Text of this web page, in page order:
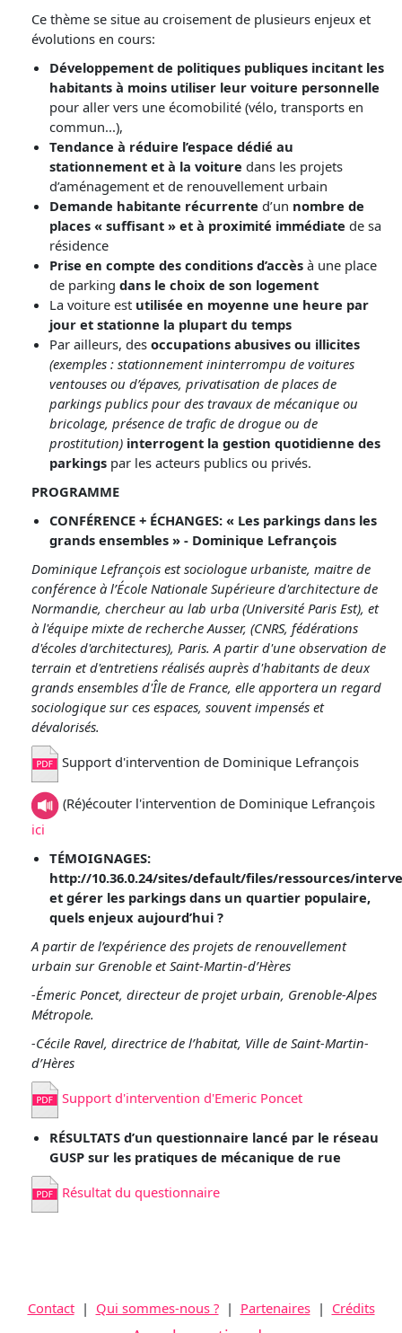
Ce thème se situe au croisement de plusieurs enjeux et
évolutions en cours:
Développement de politiques publiques incitant les
habitants à moins utiliser leur voiture personnelle
pour aller vers une écomobilité (vélo, transports en
commun...),
Tendance à réduire l’espace dédié au
stationnement et à la voiture dans les projets
d’aménagement et de renouvellement urbain
Demande habitante récurrente d’un nombre de
places « suffisant » et à proximité immédiate de sa
résidence
Prise en compte des conditions d’accès à une place
de parking dans le choix de son logement
La voiture est utilisée en moyenne une heure par
jour et stationne la plupart du temps
Par ailleurs, des occupations abusives ou illicites
(exemples : stationnement ininterrompu de voitures
ventouses ou d’épaves, privatisation de places de
parkings publics pour des travaux de mécanique ou
bricolage, présence de trafic de drogue ou de
prostitution) interrogent la gestion quotidienne des
parkings par les acteurs publics ou privés.
PROGRAMME
CONFÉRENCE + ÉCHANGES: « Les parkings dans les
grands ensembles » - Dominique Lefrançois
Dominique Lefrançois est sociologue urbaniste, maitre de
conférence à l’École Nationale Supérieure d'architecture de
Normandie, chercheur au lab urba (Université Paris Est), et
à l'équipe mixte de recherche Ausser, (CNRS, fédérations
d'écoles d'architectures), Paris. A partir d'une observation de
terrain et d'entretiens réalisés auprès d'habitants de deux
grands ensembles d'Île de France, elle apportera un regard
sociologique sur ces espaces, souvent impensés et
dévalorisés.
Support d'intervention de Dominique Lefrançois
(Ré)écouter l'intervention de Dominique Lefrançois
ici
TÉMOIGNAGES:
http://10.36.0.24/sites/default/files/ressources/
et gérer les parkings dans un quartier populaire,
quels enjeux aujourd’hui ?
A partir de l’expérience des projets de renouvellement
urbain sur Grenoble et Saint-Martin-d’Hères
-Émeric Poncet, directeur de projet urbain, Grenoble-Alpes
Métropole.
-Cécile Ravel, directrice de l’habitat, Ville de Saint-Martin-
d’Hères
Support d'intervention d'Emeric Poncet
RÉSULTATS d’un questionnaire lancé par le réseau
GUSP sur les pratiques de mécanique de rue
Résultat du questionnaire
Contact| Qui sommes-nous ?| Partenaires| Crédits